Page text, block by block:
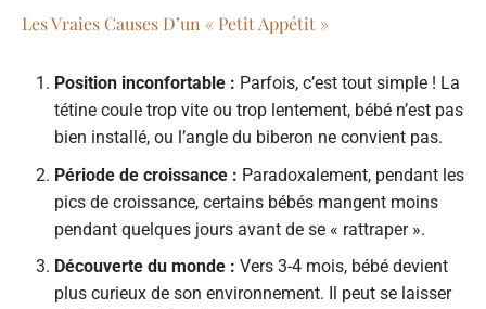
Les Vraies Causes D’un « Petit Appétit »
Position inconfortable : Parfois, c’est tout simple ! La
tétine coule trop vite ou trop lentement, bébé n’est pas
bien installé, ou l’angle du biberon ne convient pas.
Période de croissance : Paradoxalement, pendant les
pics de croissance, certains bébés mangent moins
pendant quelques jours avant de se « rattraper ».
Découverte du monde : Vers 3-4 mois, bébé devient
plus curieux de son environnement. Il peut se laisser